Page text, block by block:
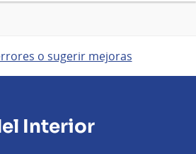
o sugerir mejoras
Interior